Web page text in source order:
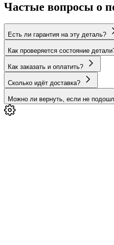
Частые вопросы о
Есть ли гарантия на эту деталь?
Как проверяется состояние
Как заказать и оплатить?
Сколько идёт доставка?
Можно ли вернуть, если не